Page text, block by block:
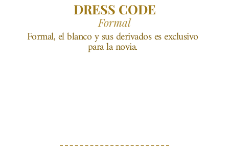
DRESS CODE
Formal
para la novia.